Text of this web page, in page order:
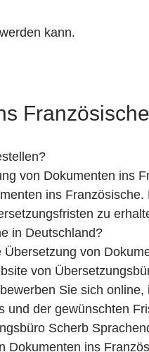
kann.
Französische
von Dokumenten ins
ins
zu
in Deutschland?
von
von
Sie sich
der gewünschten
Scherb
ins